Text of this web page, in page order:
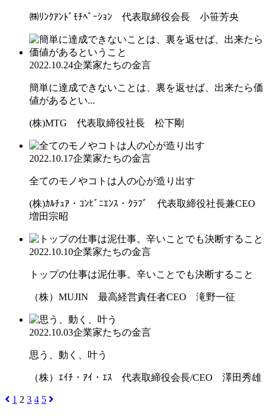
㈱ﾘﾝｸｱﾝﾄﾞﾓﾁﾍﾞｰｼｮﾝ 代表取締役会長 小笹芳央
2022.10.24企業家たちの金言
簡単に達成できないことは、裏を返せば、出来たら価
値があるとい...
(株)MTG 代表取締役社長 松下剛
2022.10.17企業家たちの金言
全てのモノやコトは人の心が造り出す
(株)ｶﾙﾁｭｱ・ｺﾝﾋﾞﾆｴﾝｽ・ｸﾗﾌﾞ 代表取締役社長兼CEO
増田宗昭
2022.10.10企業家たちの金言
トップの仕事は泥仕事。辛いことでも決断すること
（株）MUJIN 最高経営責任者CEO 滝野一征
2022.10.03企業家たちの金言
思う、動く、叶う
（株）ｴｲﾁ・ｱｲ・ｴｽ 代表取締役会長/CEO 澤田秀雄
1 2 3 4 5